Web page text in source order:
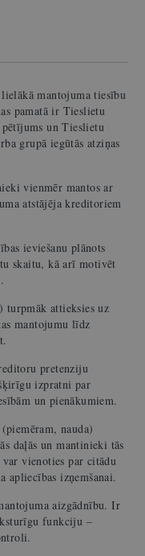
mantojuma tiesību
pamatā ir Tieslietu
un Tieslietu
grupā iegūtās atziņas
vienmēr mantos ar
atstājēja kreditoriem
ieviešanu plānots
skaitu, kā arī motivēt
turpmāk attieksies uz
mantojumu līdz
pretenziju
izpratni par
un pienākumiem.
nauda)
daļās un mantinieki tās
vienoties par citādu
apliecības izņemšanai.
aizgādnību. Ir
funkciju –